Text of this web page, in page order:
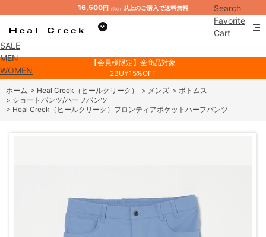
16,500円 （税込） 以上のご購入で送料無料
Search
Favorite
Cart
SALE
MEN
WOMEN
【会員様限定】全商品対象
2BUY15%OFF
ホーム > Heal Creek（ヒールクリーク） > メンズ > ボトムス
> ショートパンツ/ハーフパンツ
> Heal Creek（ヒールクリーク）フロンティアポケットハーフパンツ